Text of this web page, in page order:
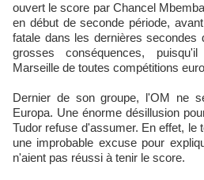
ouvert le score par Chancel
en début de seconde période,
fatale dans les dernières
grosses conséquences,
Marseille de toutes compétitions
Dernier de son groupe, l'OM ne
Europa. Une énorme désillusion
Tudor refuse d'assumer. En effet, le
une improbable excuse pour
n'aient pas réussi à tenir le score.